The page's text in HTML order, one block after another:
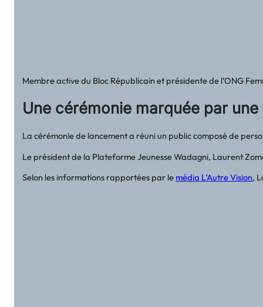
Membre active du Bloc Républicain et présidente de l’ONG
Une cérémonie marquée par
La cérémonie de lancement a réuni un public composé de
Le président de la Plateforme Jeunesse Wadagni, Laurent
Selon les informations rapportées par le média L’Autre Vision,